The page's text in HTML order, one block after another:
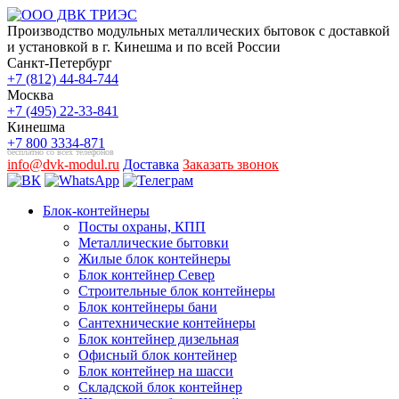
Производство модульных металлических бытовок с доставкой
и установкой в г. Кинешма и по всей России
Санкт-Петербург
+7 (812) 44-84-744
Москва
+7 (495) 22-33-841
Кинешма
+7 800 3334-871
бесплатно со всех телефонов
info@dvk-modul.ru Доставка Заказать звонок
Блок-контейнеры
Посты охраны, КПП
Металлические бытовки
Жилые блок контейнеры
Блок контейнер Север
Строительные блок контейнеры
Блок контейнеры бани
Сантехнические контейнеры
Блок контейнер дизельная
Офисный блок контейнер
Блок контейнер на шасси
Складской блок контейнер